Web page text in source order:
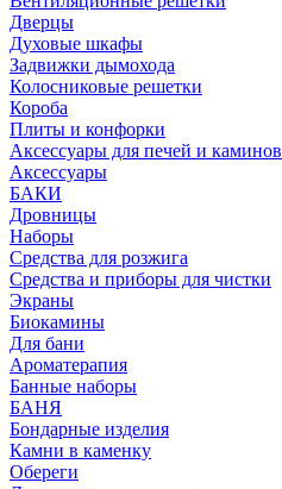
Дверцы
Духовые шкафы
Задвижки дымохода
Колосниковые решетки
Короба
Плиты и конфорки
Аксессуары для печей и каминов
Аксессуары
БАКИ
Дровницы
Наборы
Средства для розжига
Средства и приборы для чистки
Экраны
Биокамины
Для бани
Ароматерапия
Банные наборы
БАНЯ
Бондарные изделия
Камни в каменку
Обереги